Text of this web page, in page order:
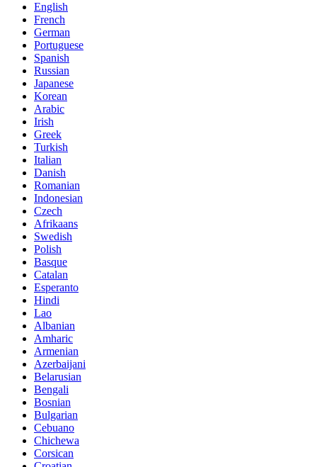
English
French
German
Portuguese
Spanish
Russian
Japanese
Korean
Arabic
Irish
Greek
Turkish
Italian
Danish
Romanian
Indonesian
Czech
Afrikaans
Swedish
Polish
Basque
Catalan
Esperanto
Hindi
Lao
Albanian
Amharic
Armenian
Azerbaijani
Belarusian
Bengali
Bosnian
Bulgarian
Cebuano
Chichewa
Corsican